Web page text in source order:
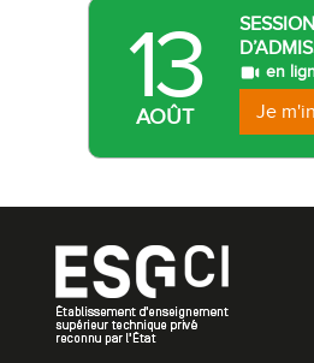
13
AOÛT
SESSION
en
Je